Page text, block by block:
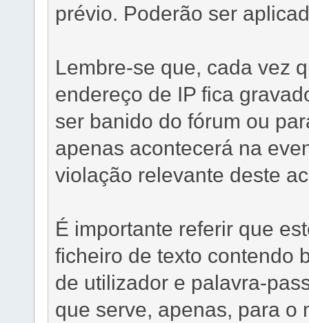
prévio. Poderão ser
Lembre-se que, cada vez
endereço de IP fica
ser banido do fórum ou
apenas acontecerá na
violação relevante deste
É importante referir que
ficheiro de texto contendo
de utilizador e palavra-
que serve, apenas, para o